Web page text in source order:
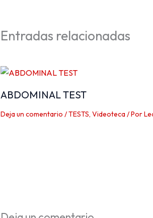
Entradas relacionadas
ABDOMINAL TEST
Deja un comentario /TESTS, Videoteca/ Por